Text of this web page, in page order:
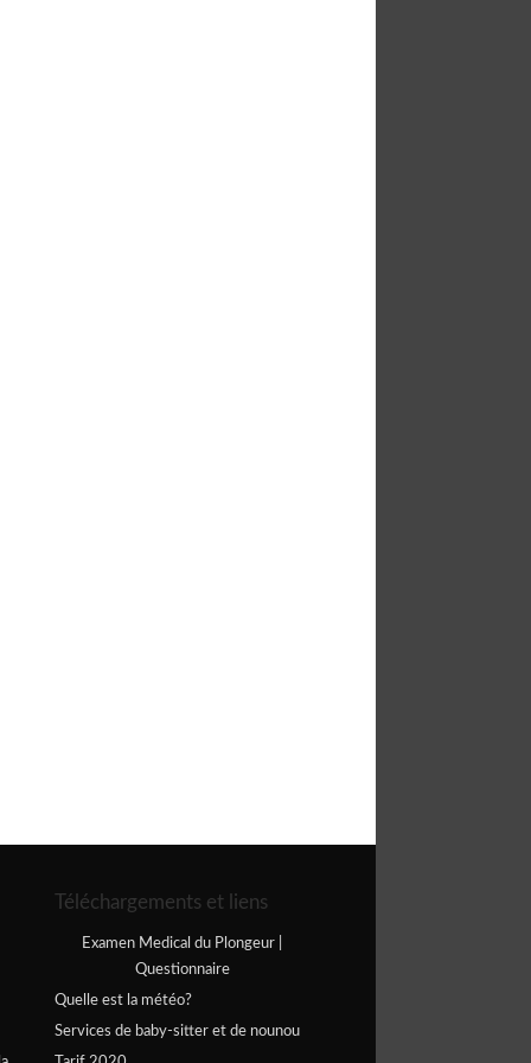
Téléchargements et liens
Examen Medical du Plongeur |
Questionnaire
Quelle est la météo?
Services de baby-sitter et de nounou